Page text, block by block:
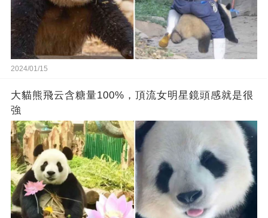
2024/01/15
大貓熊飛云含糖量100%，頂流女明星鏡頭感就是很
強